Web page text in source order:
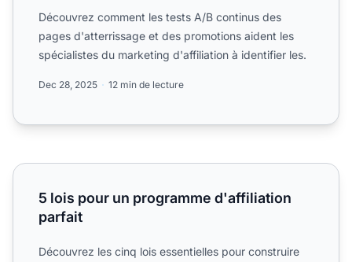
Découvrez comment les tests A/B continus des
pages d'atterrissage et des promotions aident les
spécialistes du marketing d'affiliation à identifier les.
Dec 28, 2025 12 min de lecture
5 lois pour un programme d'affiliation parfait
5 lois pour un programme d'affiliation
parfait
Découvrez les cinq lois essentielles pour construire